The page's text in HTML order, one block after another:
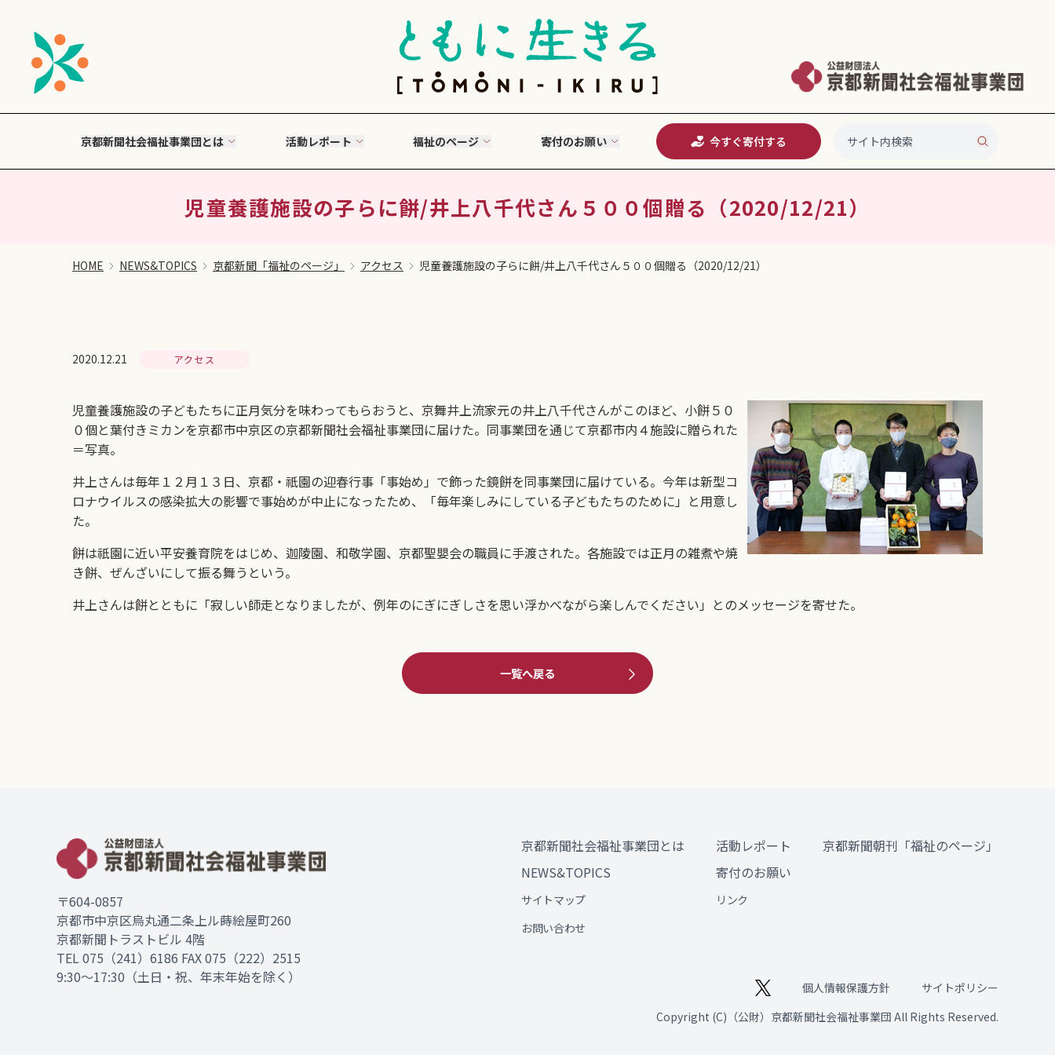
京都新聞社会福祉事業団とは 活動レポート 福祉のページ 寄付のお願い 今すぐ寄付する
児童養護施設の子らに餅/井上八千代さん５００個贈る（2020/12/21）
HOME NEWS&TOPICS 京都新聞「福祉のページ」 アクセス 児童養護施設の子らに餅/井上八千代さん５００個贈る（2020/12/21）
2020.12.21 アクセス
児童養護施設の子どもたちに正月気分を味わってもらおうと、京舞井上流家元の井上八千代さんがこのほど、小餅５０
０個と葉付きミカンを京都市中京区の京都新聞社会福祉事業団に届けた。同事業団を通じて京都市内４施設に贈られた
＝写真。
井上さんは毎年１２月１３日、京都・祇園の迎春行事「事始め」で飾った鏡餅を同事業団に届けている。今年は新型コ
ロナウイルスの感染拡大の影響で事始めが中止になったため、「毎年楽しみにしている子どもたちのために」と用意し
た。
餅は祇園に近い平安養育院をはじめ、迦陵園、和敬学園、京都聖嬰会の職員に手渡された。各施設では正月の雑煮や焼
き餅、ぜんざいにして振る舞うという。
井上さんは餅とともに「寂しい師走となりましたが、例年のにぎにぎしさを思い浮かべながら楽しんでください」とのメッセージを寄せた。
一覧へ戻る
〒604-0857
京都市中京区烏丸通二条上ル蒔絵屋町260
京都新聞トラストビル 4階
TEL075（241）6186 FAX 075（222）2515
9:30～17:30（土日・祝、年末年始を除く）
京都新聞社会福祉事業団とは 活動レポート
京都新聞朝刊「福祉のページ」
NEWS&TOPICS
寄付のお願い
サイトマップ
リンク
お問い合わせ
個人情報保護方針
サイトポリシー
Copyright (C)（公財）京都新聞社会福祉事業団 All Rights Reserved.